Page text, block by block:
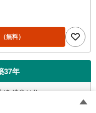
（無料）
37年
線 徒歩11分
歩15分